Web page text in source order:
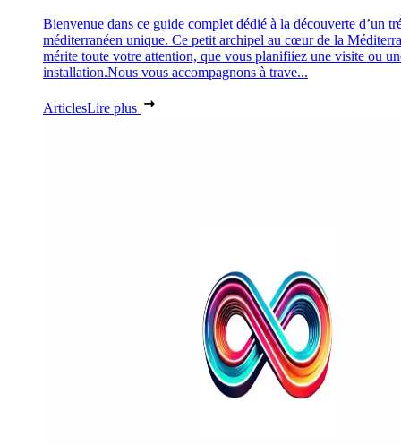
Bienvenue dans ce guide complet dédié à la découverte d’un
méditerranéen unique. Ce petit archipel au cœur de la
mérite toute votre attention, que vous planifiiez une visite ou
installation.Nous vous accompagnons à trave...
ArticlesLire plus